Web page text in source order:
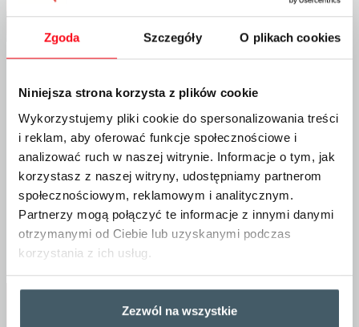
Zgoda Szczegóły O plikach cookies
Niniejsza strona korzysta z plików cookie
Wykorzystujemy pliki cookie do spersonalizowania treści
i reklam, aby oferować funkcje społecznościowe i
analizować ruch w naszej witrynie. Informacje o tym, jak
korzystasz z naszej witryny, udostępniamy partnerom
społecznościowym, reklamowym i analitycznym.
Partnerzy mogą połączyć te informacje z innymi danymi
otrzymanymi od Ciebie lub uzyskanymi podczas
korzystania z ich usług.
Zezwól na wszystkie
III Wystawa Taboru Kolejowego w Lesznie
Jako honorowy Partner wydarzenia zapraszamy serdecznie wszystkich
miłośników na trzecią Wystawę Taboru Kolejowego w Lesznie, która
na naszych oczach staje się nową tradycją Stowarzyszenia Miłośników
Kolei w Poznaniu. Nie możemy się doczekać kolejnego spotkania w
miejscu szczególnie ważnym dla Wielkopolskiego Zakładu POLREGIO
S.A. w Poznaniu. Zapraszamy do Leszna już 8 sierpnia 2026 gdzie
zaplanowana została prezentacja trzech pojazdów w barwach
POLREGIO.
04 sierpnia, 2026